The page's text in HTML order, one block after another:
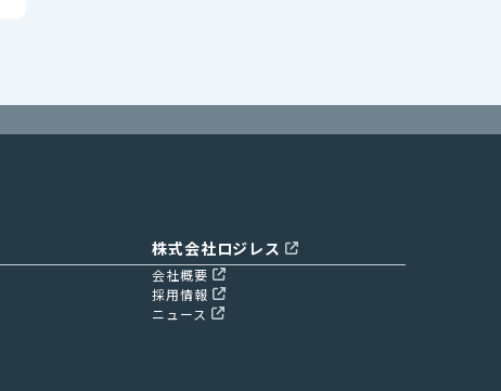
株式会社ロジレス
会社概要
採用情報
ニュース